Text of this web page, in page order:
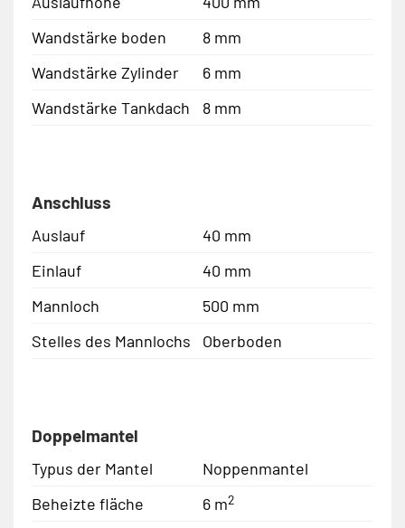
Wandstärke boden
8 mm
Wandstärke Zylinder
6 mm
Wandstärke Tankdach
8 mm
Anschluss
Auslauf
40 mm
Einlauf
40 mm
Mannloch
500 mm
Stelles des Mannlochs
Oberboden
Doppelmantel
Typus der Mantel
Noppenmantel
Beheizte fläche
6 m2